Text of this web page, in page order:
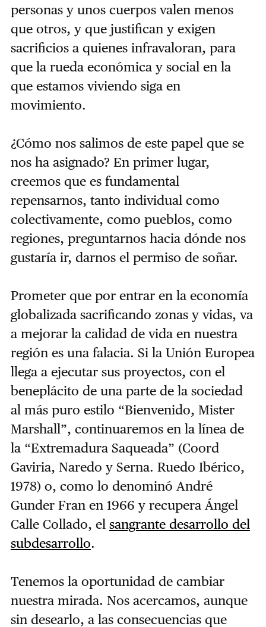
personas y unos cuerpos valen menos
que otros, y que justifican y exigen
sacrificios a quienes infravaloran, para
que la rueda económica y social en la
que estamos viviendo siga en
movimiento.
¿Cómo nos salimos de este papel que se
nos ha asignado? En primer lugar,
creemos que es fundamental
repensarnos, tanto individual como
colectivamente, como pueblos, como
regiones, preguntarnos hacia dónde nos
gustaría ir, darnos el permiso de soñar.
Prometer que por entrar en la economía
globalizada sacrificando zonas y vidas, va
a mejorar la calidad de vida en nuestra
región es una falacia. Si la Unión Europea
llega a ejecutar sus proyectos, con el
beneplácito de una parte de la sociedad
al más puro estilo “Bienvenido, Mister
Marshall”, continuaremos en la línea de
la “Extremadura Saqueada” (Coord
Gaviria, Naredo y Serna. Ruedo Ibérico,
1978) o, como lo denominó André
Gunder Fran en 1966 y recupera Ángel
Calle Collado, el sangrante desarrollo del
subdesarrollo.
Tenemos la oportunidad de cambiar
nuestra mirada. Nos acercamos, aunque
sin desearlo, a las consecuencias que